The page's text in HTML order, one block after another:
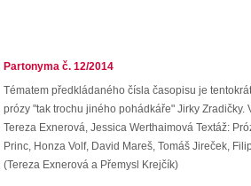
Partonyma č. 12/2014
Tématem předkládaného čísla časopisu je
prózy "tak trochu jiného pohádkáře" Jirky
Tereza Exnerová, Jessica Werthaimová Textáž:
Princ, Honza Volf, David Mareš, Tomáš Jireček,
(Tereza Exnerová a Přemysl Krejčík)